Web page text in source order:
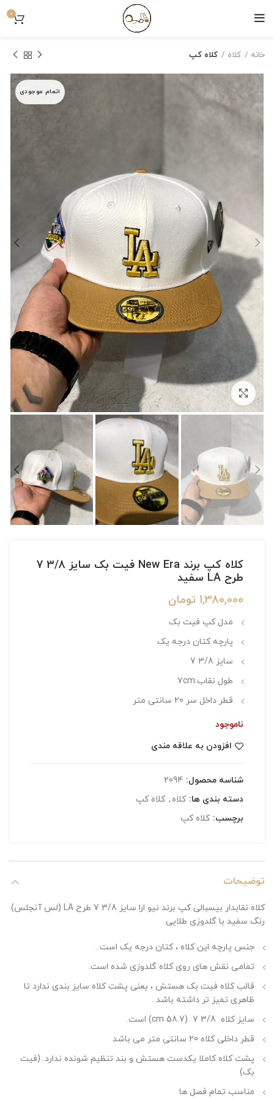
0
خانه کلاه کلاه کپ
اتمام موجودی
بزرگنمایی تصویر
کلاه کپ برند New Era فیت بک سایز 3/8 7
طرح LA سفید
1,380,000 تومان
مدل کپ فیت بک
پارچه کتان درجه یک
سایز 3/8 7
طول نقاب:7cm
قطر داخل سر 20 سانتی متر
ناموجود
افزودن به علاقه مندی
شناسه محصول: 2094
دسته بندی ها: کلاه , کلاه کپ
برچسب: کلاه کپ
توضیحات
کلاه نقابدار بیسبالی کپ برند نیو ارا سایز 3/8 7 طرح LA (لس آنجلس)
رنگ سفید با گلدوزی طلایی
جنس پارچه این کلاه ، کتان درجه یک است .
تمامی نقش های روی کلاه گلدوزی شده است.
قالب کلاه فیت بک هستش ، یعنی پشت کلاه سایز بندی ندارد تا
ظاهری تمیز تر داشته باشد .
سایز کلاه 3/8 7 (58.7 cm) است.
قطر داخلی کلاه 20 سانتی متر می باشد
پشت کلاه کاملا یکدست هستش و بند تنظیم شونده ندارد. (فیت
بک)
مناسب تمام فصل ها